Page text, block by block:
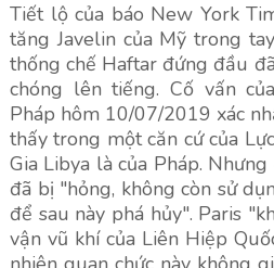
Tiết lộ của báo New York
tăng Javelin của Mỹ trong
thống chế Haftar đứng đầu
chóng lên tiếng. Cố vấn
Pháp hôm 10/07/2019 xác
thấy trong một căn cứ của
Gia Libya là của Pháp.
đã bị "hỏng, không còn sử
để sau này phá hủy". Paris
vận vũ khí của Liên Hiệp